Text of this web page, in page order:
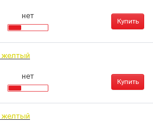
нет
Купить
желтый
нет
Купить
желтый